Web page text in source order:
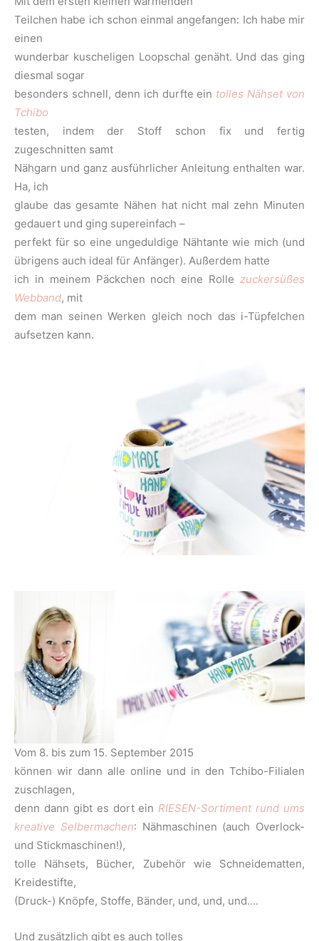
Teilchen habe ich schon einmal angefangen: Ich habe mir
einen
wunderbar kuscheligen Loopschal genäht. Und das ging
diesmal sogar
besonders schnell, denn ich durfte ein tolles Nähset von
Tchibo
testen, indem der Stoff schon fix und fertig
zugeschnitten samt
Nähgarn und ganz ausführlicher Anleitung enthalten war.
Ha, ich
glaube das gesamte Nähen hat nicht mal zehn Minuten
gedauert und ging supereinfach –
perfekt für so eine ungeduldige Nähtante wie mich (und
übrigens auch ideal für Anfänger). Außerdem hatte
ich in meinem Päckchen noch eine Rolle zuckersüßes
Webband, mit
dem man seinen Werken gleich noch das i-Tüpfelchen
aufsetzen kann.
Vom 8. bis zum 15. September 2015
können wir dann alle online und in den Tchibo-Filialen
zuschlagen,
denn dann gibt es dort einRIESEN-Sortiment rund ums
kreative Selbermachen: Nähmaschinen (auch Overlock-
und Stickmaschinen!),
tolle Nähsets, Bücher, Zubehör wie Schneidematten,
Kreidestifte,
(Druck-) Knöpfe, Stoffe, Bänder, und, und, und….
Und zusätzlich gibt es auch tolles